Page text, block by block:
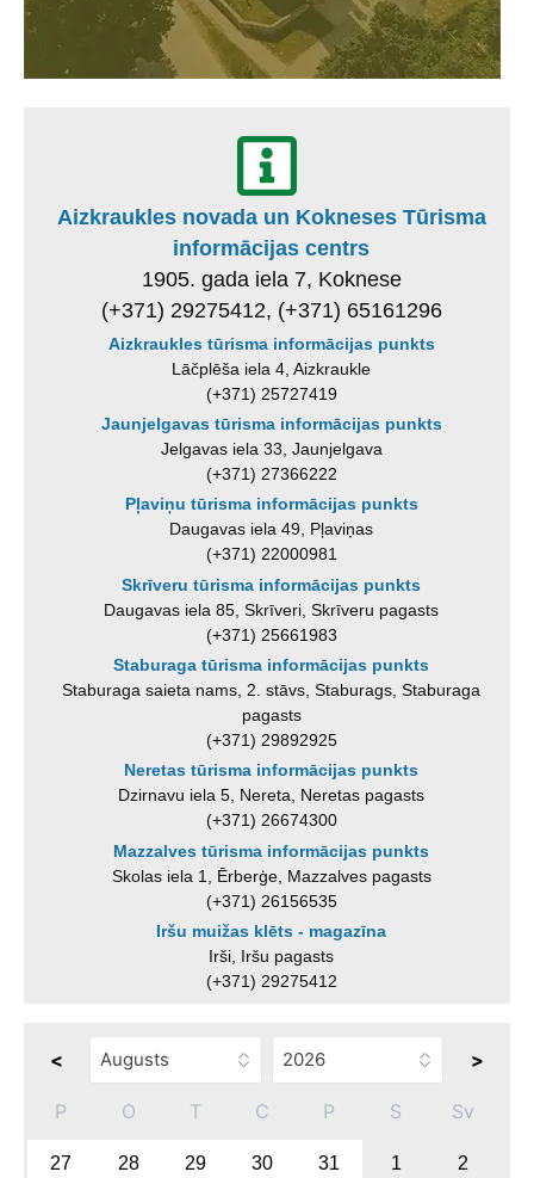
Aizkraukles novada un Kokneses Tūrisma
informācijas centrs
1905. gada iela 7, Koknese
(+371) 29275412, (+371) 65161296
Aizkraukles tūrisma informācijas punkts
Lāčplēša iela 4, Aizkraukle
(+371) 25727419
Jaunjelgavas tūrisma informācijas punkts
Jelgavas iela 33, Jaunjelgava
(+371) 27366222
Pļaviņu tūrisma informācijas punkts
Daugavas iela 49, Pļaviņas
(+371) 22000981
Skrīveru tūrisma informācijas punkts
Daugavas iela 85, Skrīveri, Skrīveru pagasts
(+371) 25661983
Staburaga tūrisma informācijas punkts
Staburaga saieta nams, 2. stāvs, Staburags, Staburaga
pagasts
(+371) 29892925
Neretas tūrisma informācijas punkts
Dzirnavu iela 5, Nereta, Neretas pagasts
(+371) 26674300
Mazzalves tūrisma informācijas punkts
Skolas iela 1, Ērberģe, Mazzalves pagasts
(+371) 26156535
Iršu muižas klēts - magazīna
Irši, Iršu pagasts
(+371) 29275412
< >
P O T C P S Sv
27 28 29 30 31 1 2